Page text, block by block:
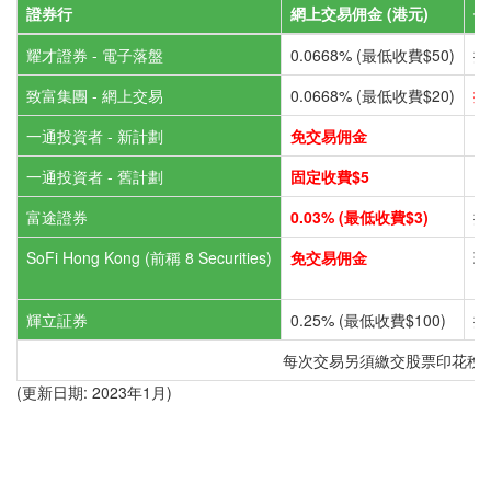
證券行 網上交易佣金 (港元)
耀才證券 - 電子落盤
0.0668% (最低收費$50)
致富集團 - 網上交易
0.0668% (最低收費$20)
一通投資者 - 新計劃
免交易佣金
一通投資者 - 舊計劃
固定收費$5
富途證券
0.03% (最低收費$3)
SoFi Hong Kong (前稱 8 Securities)
免交易佣金
輝立証券
0.25% (最低收費$100)
每次交易另須繳交股票印花
(更新日期: 2023年1月)